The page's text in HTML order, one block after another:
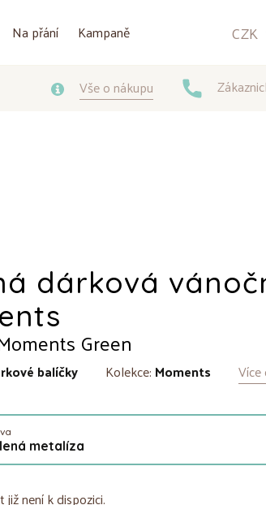
Na přání Kampaně CZK
Vše o nákupu
dárková
Green
balíčky Kolekce: Moments
metalíza
není k dispozici.